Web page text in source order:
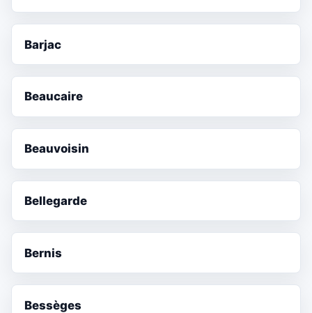
Barjac
Beaucaire
Beauvoisin
Bellegarde
Bernis
Bessèges